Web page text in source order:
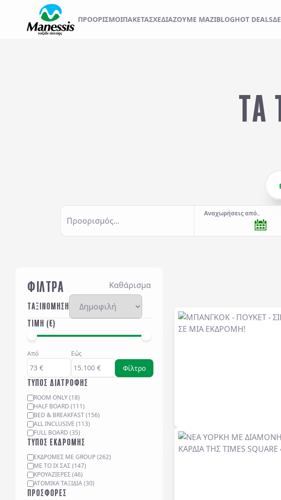
ΞΕΚΙΝΗΣΤΕ ΤΟ ΤΑΞΙΔΙ
ΠΡΟΟΡΙΣΜΟΊΠΑΚΕΤΑΣΧΕΔΙΆΖΟΥΜΕ ΜΑΖΊBLOGHOT DEALS
ΤΑ
Προορισμός...
Αναχωρήσεις από..
ΦΙΛΤΡΑ Καθάρισμα
ΤΑΞΙΝΟΜΗΣΗ
ΤΙΜΗ (€)
Από Εώς
Φίλτρο
ΤΥΠΟΣ ΔΙΑΤΡΟΦΗΣ
FULL BOARD (35)
ALL INCLUSIVE (113)
BED & BREAKFAST(156)
HALF BOARD (111)
ROOM ONLY(18)
ΤΥΠΟΣ ΕΚΔΡΟΜΗΣ
ΑΤΟΜΙΚΆ ΤΑΞΊΔΙΑ(30)
ΚΡΟΥΑΖΙΈΡΕΣ(46)
ΜΕ ΤΟ ΙΧ ΣΑΣ(147)
ΕΚΔΡΟΜΈΣ ΜΕ GROUP(262)
ΠΡΟΣΦΟΡΕΣ